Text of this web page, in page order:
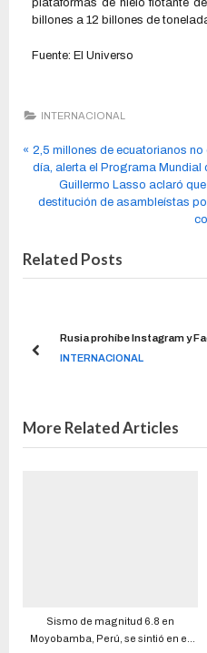
plataformas de hielo flotante
billones a 12 billones de
Fuente: El Universo
INTERNACIONAL
2,5 millones de ecuatorianos no
día, alerta el Programa Mundial
Guillermo Lasso aclaró
destitución de asambleístas
Related Posts
Rusia prohíbe Instagram y
INTERNACIONAL
More Related Articles
Sismo de magnitud 6.8 en
Moyobamba, Perú, se sintió en el